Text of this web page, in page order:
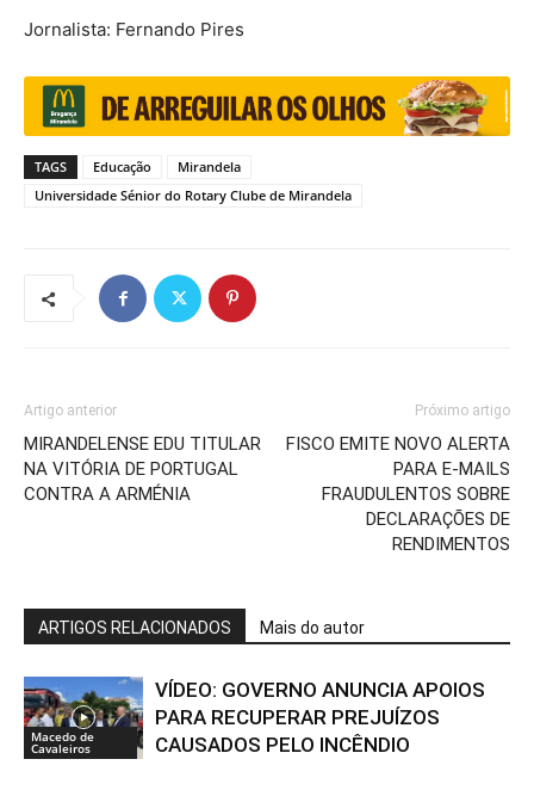
Jornalista: Fernando Pires
TAGS Educação
Mirandela
Universidade Sénior do Rotary Clube de Mirandela
Artigo anterior
MIRANDELENSE EDU TITULAR
NA VITÓRIA DE PORTUGAL
CONTRA A ARMÉNIA
Próximo artigo
FISCO EMITE NOVO ALERTA
PARA E-MAILS
FRAUDULENTOS SOBRE
DECLARAÇÕES DE
RENDIMENTOS
ARTIGOS RELACIONADOS Mais do autor
Macedo de
Cavaleiros
VÍDEO: GOVERNO ANUNCIA APOIOS
PARA RECUPERAR PREJUÍZOS
CAUSADOS PELO INCÊNDIO